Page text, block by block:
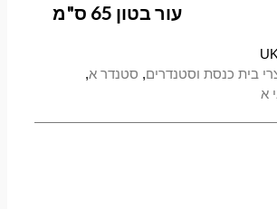
עור בטון 65 ס"מ
בית כנסת וסטנדרים,סטנדר א,